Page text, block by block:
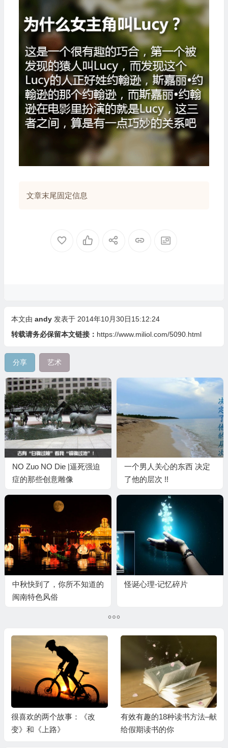
文章末尾固定信息
本文由 andy发表于 2014年10月30日15:12:24
转载请务必保留本文链接： https://www.miliol.com/5090.html
分享 艺术
NO Zuo NO Die |逼死强迫
症的那些创意雕像
一个男人关心的东西 决定
了他的层次 !!
中秋快到了，你所不知道的
闽南特色风俗
怪诞心理-记忆碎片
很喜欢的两个故事：《改
变》和《上路》
有效有趣的18种读书方法–献
给假期读书的你